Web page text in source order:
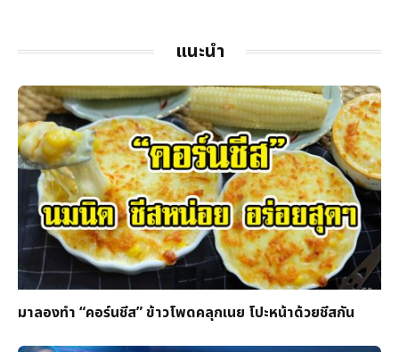
แนะนำ
มาลองทำ “คอร์นชีส” ข้าวโพดคลุกเนย โปะหน้าด้วยชีสกัน